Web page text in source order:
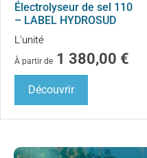
Électrolyseur de sel 110
– LABEL HYDROSUD
L'unité
À partir de 1 380,00 €
Découvrir